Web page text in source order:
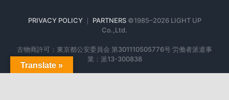
PRIVACY POLICY｜ PARTNERS ©1985–2026 LIGHT UP
Co.,Ltd.
古物商許可：東京都公安委員会 第301110505776号 労働者派遣事
業：派13-300838
Translate »